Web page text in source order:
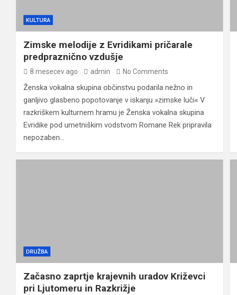
KULTURA
Zimske melodije z Evridikami pričarale
predpraznično vzdušje
8 mesecev ago admin No Comments
Ženska vokalna skupina občinstvu podarila nežno in
ganljivo glasbeno popotovanje v iskanju »zimske luči« V
razkriškem kulturnem hramu je Ženska vokalna skupina
Evridike pod umetniškim vodstvom Romane Rek pripravila
nepozaben…
DRUŽBA
Začasno zaprtje krajevnih uradov Križevci
pri Ljutomeru in Razkrižje